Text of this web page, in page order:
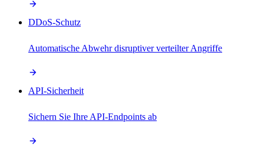
DDoS-Schutz
Automatische Abwehr disruptiver verteilter Angriffe
API-Sicherheit
Sichern Sie Ihre API-Endpoints ab